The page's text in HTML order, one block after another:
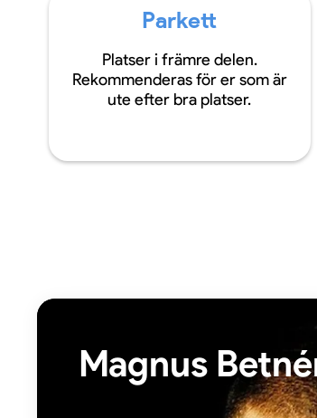
Parkett
Platser i främre delen.
Rekommenderas för er som är
ute efter bra platser.
Magnus